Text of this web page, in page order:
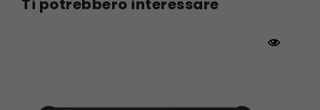
Tastiera staccabile
Ti potrebbero interessare